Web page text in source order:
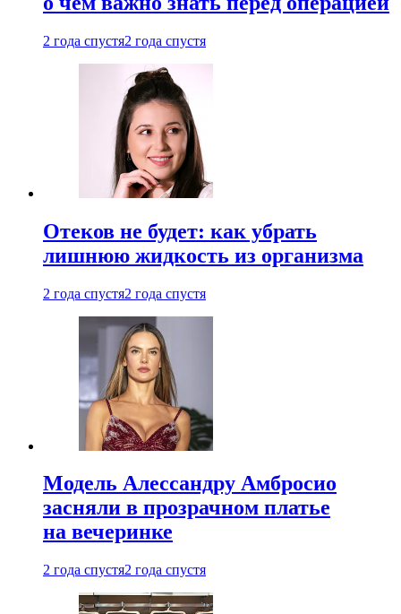
2 года спустя2 года спустя
Отеков не будет: как убрать
лишнюю жидкость из организма
2 года спустя2 года спустя
Модель Алессандру Амбросио
засняли в прозрачном платье
на вечеринке
2 года спустя2 года спустя